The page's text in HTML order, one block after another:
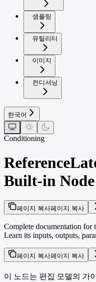
샘플링
유틸리티
이미지
컨디셔닝
한국어
Conditioning
Built-in
페이지 복사페이지 복사
Complete documentation for
Learn its inputs, outputs,
페이지 복사페이지 복사
이 노드는 편집 모델의 가